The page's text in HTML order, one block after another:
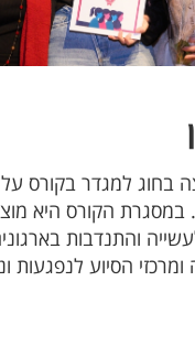
בחוג למגדר בקורס על
במסגרת הקורס היא
והתנדבות
ומרכזי הסיוע לנפגעות